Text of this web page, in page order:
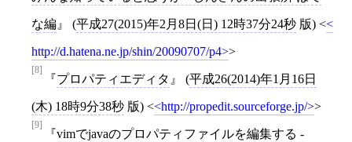
な編 (平成27(2015)年2月8日(日) 12時37分24秒 版) <
http://d.hatena.ne.jp/shin/20090707/p4 >
[8]
プロパティエディタ (平成26(2014)年1月16日
(木) 18時9分38秒 版) < http://propedit.sourceforge.jp/ >
[9]
vimでjavaのプロパティファイルを編集する -